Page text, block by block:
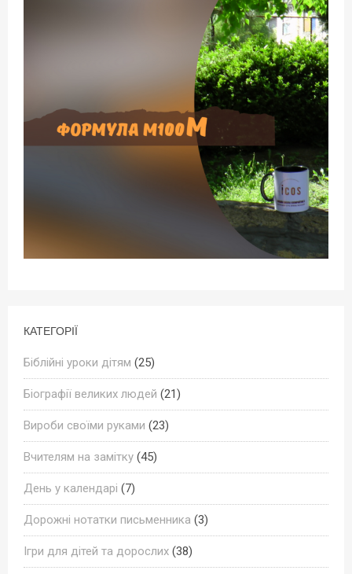
КАТЕГОРІЇ
Біблійні уроки дітям (25)
Біографії великих людей (21)
Вироби своїми руками (23)
Вчителям на замітку (45)
День у календарі (7)
Дорожні нотатки письменника (3)
Ігри для дітей та дорослих (38)